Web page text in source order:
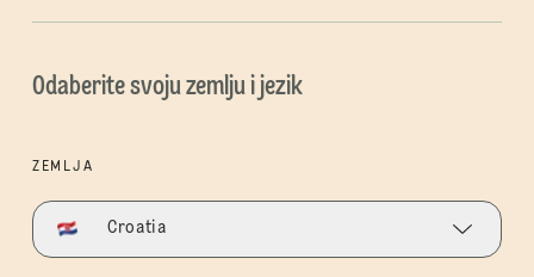
Odaberite svoju zemlju i jezik
ZEMLJA
Croatia